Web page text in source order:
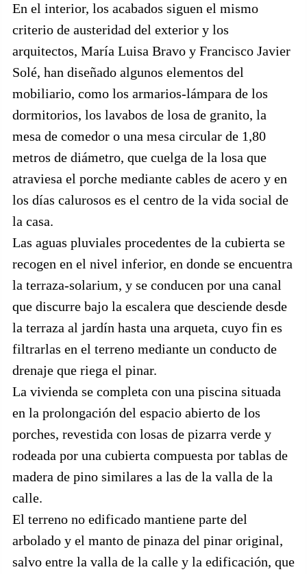
En el interior, los acabados siguen el mismo
criterio de austeridad del exterior y los
arquitectos, María Luisa Bravo y Francisco Javier
Solé, han diseñado algunos elementos del
mobiliario, como los armarios-lámpara de los
dormitorios, los lavabos de losa de granito, la
mesa de comedor o una mesa circular de 1,80
metros de diámetro, que cuelga de la losa que
atraviesa el porche mediante cables de acero y en
los días calurosos es el centro de la vida social de
la casa.
Las aguas pluviales procedentes de la cubierta se
recogen en el nivel inferior, en donde se encuentra
la terraza-solarium, y se conducen por una canal
que discurre bajo la escalera que desciende desde
la terraza al jardín hasta una arqueta, cuyo fin es
filtrarlas en el terreno mediante un conducto de
drenaje que riega el pinar.
La vivienda se completa con una piscina situada
en la prolongación del espacio abierto de los
porches, revestida con losas de pizarra verde y
rodeada por una cubierta compuesta por tablas de
madera de pino similares a las de la valla de la
calle.
El terreno no edificado mantiene parte del
arbolado y el manto de pinaza del pinar original,
salvo entre la valla de la calle y la edificación, que